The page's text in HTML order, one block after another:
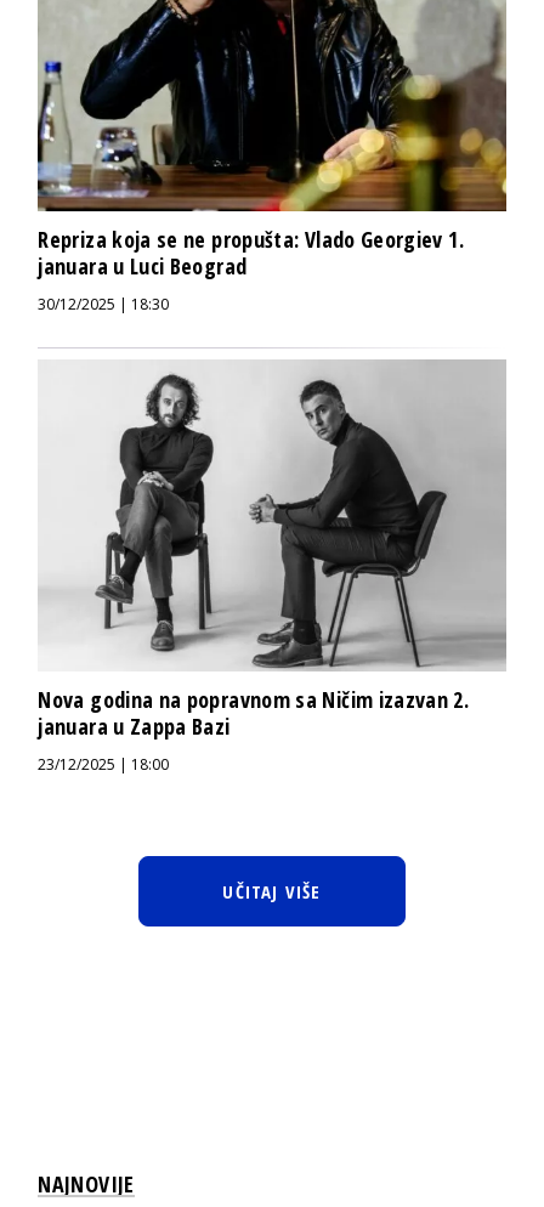
Repriza koja se ne propušta: Vlado Georgiev 1.
januara u Luci Beograd
30/12/2025 | 18:30
Nova godina na popravnom sa Ničim izazvan 2.
januara u Zappa Bazi
23/12/2025 | 18:00
UČITAJ VIŠE
NAJNOVIJE